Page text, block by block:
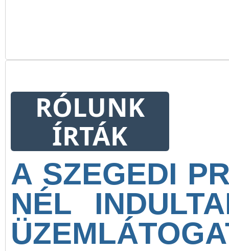
RÓLUNK
ÍRTÁK
A SZEGEDI
NÉL